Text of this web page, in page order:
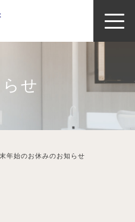
せ
年始のお休みのお知らせ